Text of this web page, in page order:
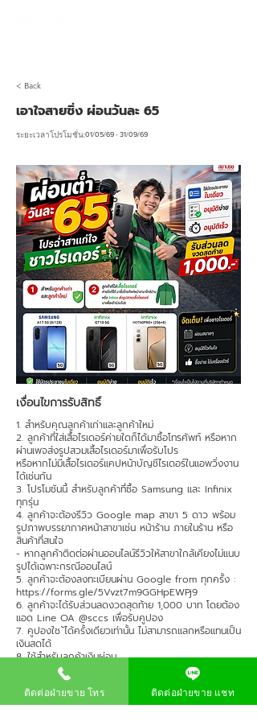
< Back
เอาใจสายซิ่ง ผ่อนวันละ 65
ระยะเวลาโปรโมชั่น:01/05/69 - 31/09/69
เงื่อนไขการรับสิทธิ์
1. สำหรับคุณลูกค้าเก่าและลูกค้าใหม่
2. ลูกค้าที่ใส่เสื้อไรเดอร์ค่ายใดก็ได้มาซื้อโทรศัพท์ หรือหาก
ผ่านเพจส่งรูปสวมเสื้อไรเดอร์มาเพื่อรับโปร
หรือหากไม่มีเสื้อไรเดอร์แคปหน้าบัญชีไรเดอร์ในแอพวิ่งงาน
ได้เช่นกัน
3. โปรโมชันนี้ สําหรับลูกค้าที่ซื้อ Samsung และ Infinix
ทุกรุ่น
4. ลูกค้าจะต้องรีวิว Google map สาขา 5 ดาว พร้อม
รูปภาพบรรยากาศหน้าสาขาเช่น หน้าร้าน ภายในร้าน หรือ
สินค้าที่สนใจ
- หากลูกค้าติดต่อผ่านออนไลน์รีวิวให้สาขาใกล้เคียงไม่แนบ
รูปได้เฉพาะกรณีออนไลน์
5. ลูกค้าจะต้องลงทะเบียนผ่าน Google from ทุกครั้ง :
https://forms.gle/5Vvzt7m9GGHpEWPj9
6. ลูกค้าจะได้รับส่วนลดงวดสุดท้าย 1,000 บาท โดยต้อง
แอด Line OA @sccs เพื่อรับคูปอง
7. คูปองใช ้ได้ครั้งเดียวเท่านั้น ไม่สามารถแลกหรือแทนเป็น
เงินสดได้
8. ใช้สําหรับลูกค้าเงินผ่อน
9. ไม่สามารถใช้ร่วมกับโปรอื่นได้
10. สําหรับลูกค้าที่จ่ายงวดสุดท้ายภายใน 7 วัน
ติดต่อฝ่ายขาย โทร ติดต่อฝ่ายขาย แชท